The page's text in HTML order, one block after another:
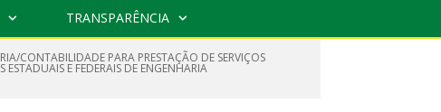
TRANSPARÊNCIA
CONTABILIDADE PARA PRESTAÇÃO DE SERVIÇOS
E FEDERAIS DE ENGENHARIA